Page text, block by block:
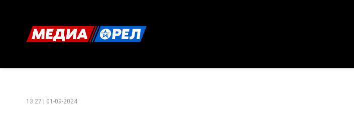
13:27 | 01-09-2024